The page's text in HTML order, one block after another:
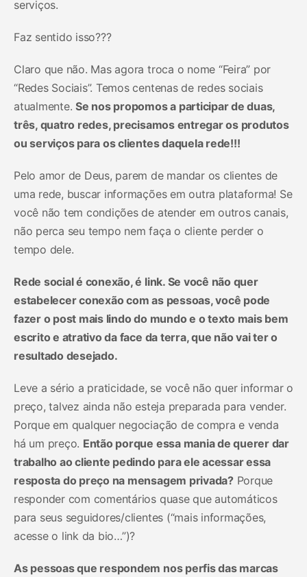
serviços.
Faz sentido isso???
Claro que não. Mas agora troca o nome “Feira” por
“Redes Sociais”. Temos centenas de redes sociais
atualmente.Se nos propomos a participar de duas,
três, quatro redes, precisamos entregar os produtos
ou serviços para os clientes daquela rede!!!
Pelo amor de Deus, parem de mandar os clientes de
uma rede, buscar informações em outra plataforma! Se
você não tem condições de atender em outros canais,
não perca seu tempo nem faça o cliente perder o
tempo dele.
Rede social é conexão, é link. Se você não quer
estabelecer conexão com as pessoas, você pode
fazer o post mais lindo do mundo e o texto mais bem
escrito e atrativo da face da terra, que não vai ter o
resultado desejado.
Leve a sério a praticidade, se você não quer informar o
preço, talvez ainda não esteja preparada para vender.
Porque em qualquer negociação de compra e venda
há um preço. Então porque essa mania de querer dar
trabalho ao cliente pedindo para ele acessar essa
resposta do preço na mensagem privada?Porque
responder com comentários quase que automáticos
para seus seguidores/clientes (“mais informações,
acesse o link da bio…”)?
As pessoas que respondem nos perfis das marcas